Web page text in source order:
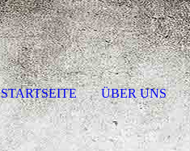
STARTSEITE ÜBER UNS